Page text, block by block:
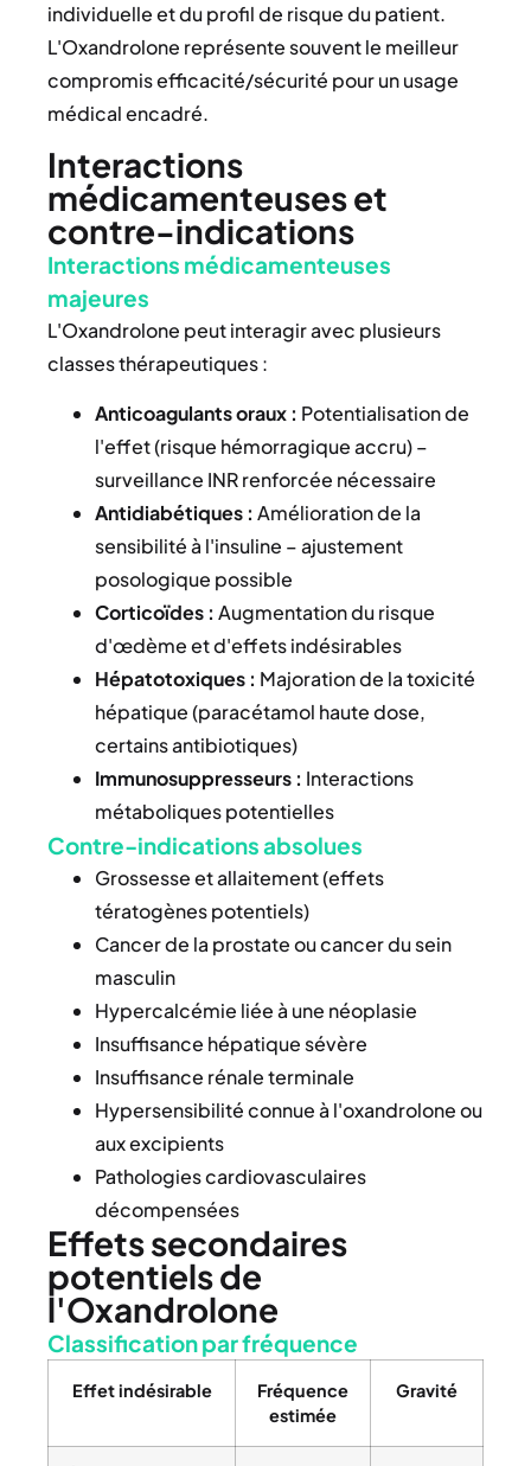
individuelle et du profil de risque du patient.
L'Oxandrolone représente souvent le meilleur
compromis efficacité/sécurité pour un usage
médical encadré.
Interactions
médicamenteuses et
contre-indications
Interactions médicamenteuses
majeures
L'Oxandrolone peut interagir avec plusieurs
classes thérapeutiques :
Anticoagulants oraux : Potentialisation de
l'effet (risque hémorragique accru) –
surveillance INR renforcée nécessaire
Antidiabétiques : Amélioration de la
sensibilité à l'insuline – ajustement
posologique possible
Corticoïdes : Augmentation du risque
d'œdème et d'effets indésirables
Hépatotoxiques : Majoration de la toxicité
hépatique (paracétamol haute dose,
certains antibiotiques)
Immunosuppresseurs : Interactions
métaboliques potentielles
Contre-indications absolues
Grossesse et allaitement (effets
tératogènes potentiels)
Cancer de la prostate ou cancer du sein
masculin
Hypercalcémie liée à une néoplasie
Insuffisance hépatique sévère
Insuffisance rénale terminale
Hypersensibilité connue à l'oxandrolone ou
aux excipients
Pathologies cardiovasculaires
décompensées
Effets secondaires
potentiels de
l'Oxandrolone
Classification par fréquence
Effet indésirable
Fréquence
estimée
Gravité